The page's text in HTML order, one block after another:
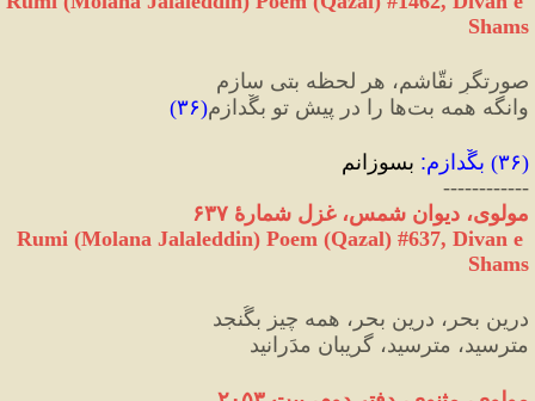
Shams
صورتگرِ نقّاشم، هر لحظه بتی سازم
وانگه همه بت‌ها را در پیشِ تو بگْدازم
(۳۶)
(۳۶) بگْدازم: بسوزانم
------------
مولوی، دیوان شمس، غزل شمارهٔ ۶۳۷
Rumi (Molana Jalaleddin) Poem (Qazal) #637, Divan e
Shams
درین بحر، درین بحر، همه چیز بگُنجد
مترسید، مترسید، گریبان مدَرانید